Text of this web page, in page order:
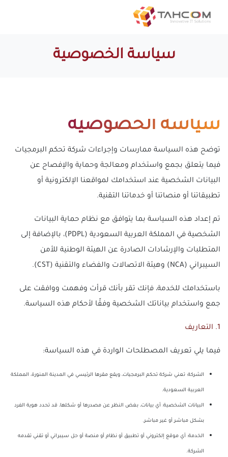
سياسة الخصوصية
سياسة الخصوصية
توضح هذه السياسة ممارسات وإجراءات شركة تحكم البرمجيات
فيما يتعلق بجمع واستخدام ومعالجة وحماية والإفصاح عن
البيانات الشخصية عند استخدامك لمواقعنا الإلكترونية أو
تطبيقاتنا أو منصاتنا أو خدماتنا التقنية.
تم إعداد هذه السياسة بما يتوافق مع نظام حماية البيانات
الشخصية في المملكة العربية السعودية (PDPL)، بالإضافة إلى
المتطلبات والإرشادات الصادرة عن الهيئة الوطنية للأمن
السيبراني (NCA) وهيئة الاتصالات والفضاء والتقنية (CST).
باستخدامك للخدمة، فإنك تقر بأنك قرأت وفهمت ووافقت على
جمع واستخدام بياناتك الشخصية وفقًا لأحكام هذه السياسة.
1. التعاريف
فيما يلي تعريف المصطلحات الواردة في هذه السياسة:
الشركة: تعني شركة تحكم البرمجيات، ويقع مقرها الرئيسي في المدينة المنورة، المملكة
العربية السعودية.
البيانات الشخصية: أي بيانات، بغض النظر عن مصدرها أو شكلها، قد تحدد هوية الفرد
بشكل مباشر أو غير مباشر.
الخدمة: أي موقع إلكتروني أو تطبيق أو نظام أو منصة أو حل سيبراني أو تقني تقدمه
الشركة.